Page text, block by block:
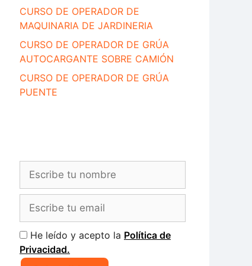
CURSO DE OPERADOR DE
MAQUINARIA DE JARDINERIA
CURSO DE OPERADOR DE GRÚA
AUTOCARGANTE SOBRE CAMIÓN
CURSO DE OPERADOR DE GRÚA
PUENTE
He leído y acepto la Política de
Privacidad.